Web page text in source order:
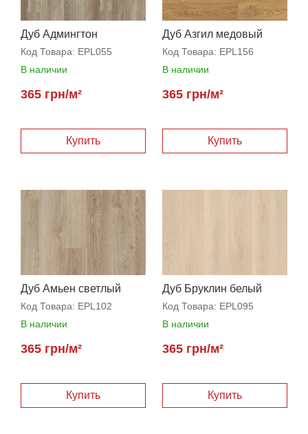
Дуб Админгтон
натуральный
Код Товара: EPL055
В наличии
365 грн/м²
Дуб Азгил медовый
Код Товара: EPL156
В наличии
365 грн/м²
Дуб Амьен светлый
Код Товара: EPL102
В наличии
365 грн/м²
Дуб Бруклин белый
Код Товара: EPL095
В наличии
365 грн/м²